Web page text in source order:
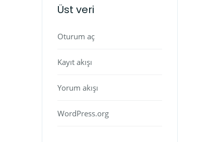
Üst veri
Oturum aç
Kayıt akışı
Yorum akışı
WordPress.org